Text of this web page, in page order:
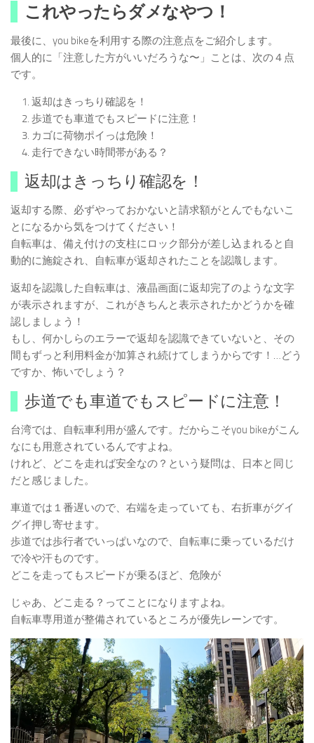
これやったらダメなやつ！
最後に、you bikeを利用する際の注意点をご紹介します。
個人的に「注意した方がいいだろうな〜」ことは、次の４点
です。
返却はきっちり確認を！
歩道でも車道でもスピードに注意！
カゴに荷物ポイっは危険！
走行できない時間帯がある？
返却はきっちり確認を！
返却する際、必ずやっておかないと請求額がとんでもないこ
とになるから気をつけてください！
自転車は、備え付けの支柱にロック部分が差し込まれると自
動的に施錠され、自転車が返却されたことを認識します。
返却を認識した自転車は、液晶画面に返却完了のような文字
が表示されますが、これがきちんと表示されたかどうかを確
認しましょう！
もし、何かしらのエラーで返却を認識できていないと、その
間もずっと利用料金が加算され続けてしまうからです！…どう
ですか、怖いでしょう？
歩道でも車道でもスピードに注意！
台湾では、自転車利用が盛んです。だからこそyou bikeがこん
なにも用意されているんですよね。
けれど、どこを走れば安全なの？という疑問は、日本と同じ
だと感じました。
車道では１番遅いので、右端を走っていても、右折車がグイ
グイ押し寄せます。
歩道では歩行者でいっぱいなので、自転車に乗っているだけ
で冷や汗ものです。
どこを走ってもスピードが乗るほど、危険が
じゃあ、どこ走る？ってことになりますよね。
自転車専用道が整備されているところが優先レーンです。